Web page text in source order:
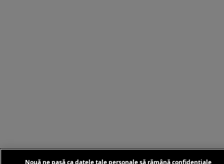
Nouă ne pasă ca datele tale personale să rămână confidențiale